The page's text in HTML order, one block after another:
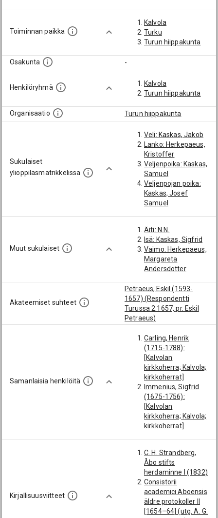
Toiminnan paikka
Kalvola
Turku
Turun hiippakunta
Osakunta -
Henkilöryhmä
Kalvola
Turun hiippakunta
Organisaatio Turun hiippakunta
Sukulaiset
ylioppilasmatrikkelissa
Veli: Kaskas, Jakob
Lanko: Herkepaeus,
Kristoffer
Veljenpoika: Kaskas,
Samuel
Veljenpojan poika:
Kaskas, Josef
Samuel
Muut sukulaiset
Äiti: N.N.
Isä: Kaskas, Sigfrid
Vaimo: Herkepaeus,
Margareta
Andersdotter
Akateemiset suhteet
Petraeus, Eskil (1593-
1657) (Respondentti
Turussa 2.1657, pr. Eskil
Petraeus)
Samanlaisia henkilöitä
Carling, Henrik
(1715-1788):
[Kalvolan
kirkkoherra; Kalvola;
kirkkoherrat]
Immenius, Sigfrid
(1675-1756):
[Kalvolan
kirkkoherra; Kalvola;
kirkkoherrat]
[Kalvolan
kirkkoherra; Kalvola;
kirkkoherrat; 1672]
Saurén, Alexander
(1755-1805):
[Kalvolan
kirkkoherra; Kalvola;
Kirjallisuusviitteet
C. H. Strandberg,
Åbo stifts
herdaminne I (1832)
Consistorii
academici Aboensis
äldre protokoller II
[1654–64] (utg. A. G.